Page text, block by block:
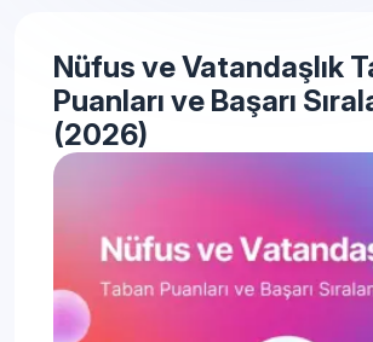
Nüfus ve Vatandaşlık
Puanları ve Başarı
(2026)